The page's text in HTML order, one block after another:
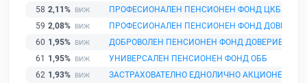
58 2,11%
ПРОФЕСИОНАЛЕН ПЕНСИОНЕН ФОНД ЦКБ -
59 2,08%
ПРОФЕСИОНАЛЕН ПЕНСИОНЕН ФОНД ДОВЕРИЕ
60 1,95%
ДОБРОВОЛЕН ПЕНСИОНЕН ФОНД ДОВЕРИЕ
61
1,95%
УНИВЕРСАЛЕН ПЕНСИОНЕН ФОНД ОББ
62 1,93%
ЗАСТРАХОВАТЕЛНО ЕДНОЛИЧНО АКЦИОНЕРНО